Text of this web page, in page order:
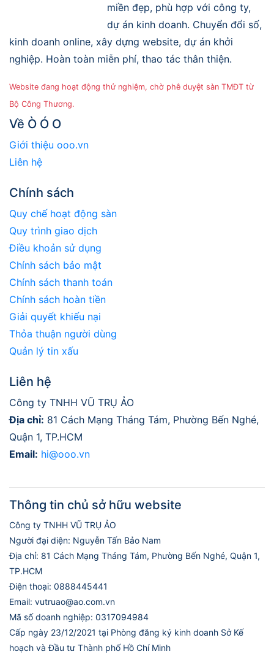
miền đẹp, phù hợp với công ty,
dự án kinh doanh. Chuyển đổi số,
kinh doanh online, xây dựng website, dự án khởi
nghiệp. Hoàn toàn miễn phí, thao tác thân thiện.
Website đang hoạt động thử nghiệm, chờ phê duyệt sàn TMĐT từ
Bộ Công Thương.
Về Ò Ó O
Giới thiệu ooo.vn
Liên hệ
Chính sách
Quy chế hoạt động sàn
Quy trình giao dịch
Điều khoản sử dụng
Chính sách bảo mật
Chính sách thanh toán
Chính sách hoàn tiền
Giải quyết khiếu nại
Thỏa thuận người dùng
Quản lý tin xấu
Liên hệ
Công ty TNHH VŨ TRỤ ẢO
Địa chỉ: 81 Cách Mạng Tháng Tám, Phường Bến Nghé,
Quận 1, TP.HCM
Email: hi@ooo.vn
Thông tin chủ sở hữu website
Công ty TNHH VŨ TRỤ ẢO
Người đại diện: Nguyễn Tấn Bảo Nam
Địa chỉ: 81 Cách Mạng Tháng Tám, Phường Bến Nghé, Quận 1,
TP.HCM
Điện thoại: 0888445441
Email: vutruao@ao.com.vn
Mã số doanh nghiệp: 0317094984
Cấp ngày 23/12/2021 tại Phòng đăng ký kinh doanh Sở Kế
hoạch và Đầu tư Thành phố Hồ Chí Minh